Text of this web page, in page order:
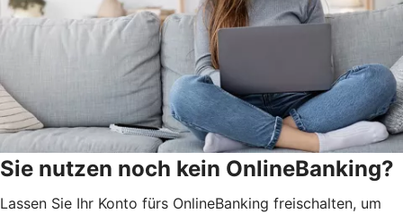
Sie nutzen noch kein OnlineBanking?
Lassen Sie Ihr Konto fürs OnlineBanking freischalten, um